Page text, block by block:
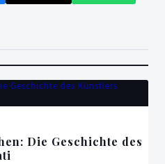
Die Geschichte des